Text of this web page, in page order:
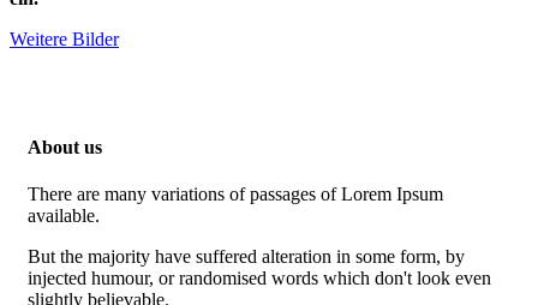
Weitere Bilder
About us
There are many variations of passages of Lorem Ipsum
available.
But the majority have suffered alteration in some form, by
injected humour, or randomised words which don't look even
slightly believable.